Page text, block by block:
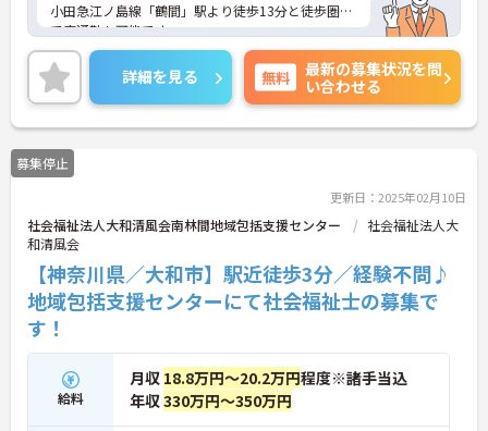
小田急江ノ島線「鶴間」駅より徒歩13分と徒歩圏内
で車通勤も可能です。
車通勤の際は駐車場も無料でお使いできます。その
ため通勤は大変便利です。
ご興味のある方は面接対策ポイントなどお話致しま
すのでお気軽にお問い合わせください。
詳細を見る 無料
最新の募集状況を問
い合わせる
募集停止
更新日：2025年02月10日
社会福祉法人大和清風会南林間地域包括支援センター
社会福祉法人大
和清風会
【神奈川県／大和市】駅近徒歩3分／経験不問♪
地域包括支援センターにて社会福祉士の募集で
す！
給料
月収 18.8万円～20.2万円程度※諸手当込
年収330万円～350万円